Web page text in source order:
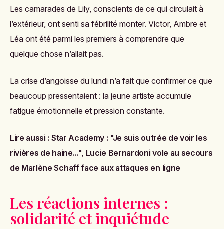
Les camarades de Lily, conscients de ce qui circulait à
l’extérieur, ont senti sa fébrilité monter. Victor, Ambre et
Léa ont été parmi les premiers à comprendre que
quelque chose n’allait pas.
La crise d’angoisse du lundi n’a fait que confirmer ce que
beaucoup pressentaient : la jeune artiste accumule
fatigue émotionnelle et pression constante.
Lire aussi : Star Academy : "Je suis outrée de voir les
rivières de haine...", Lucie Bernardoni vole au secours
de Marlène Schaff face aux attaques en ligne
Les réactions internes :
solidarité et inquiétude